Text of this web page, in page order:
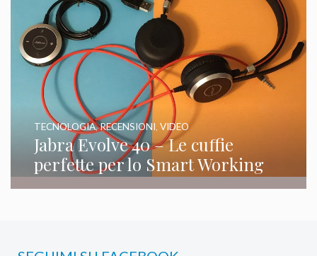
Jabra Evolve 40 – Le cuffie
perfette per lo Smart Working
TECNOLOGIA,RECENSIONI,VIDEO